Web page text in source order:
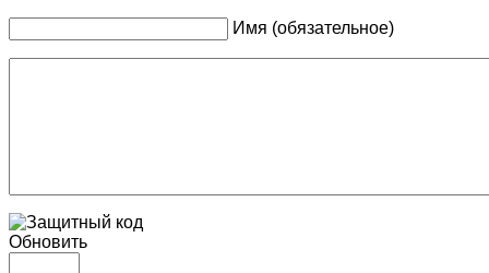
Имя (обязательное)
Обновить